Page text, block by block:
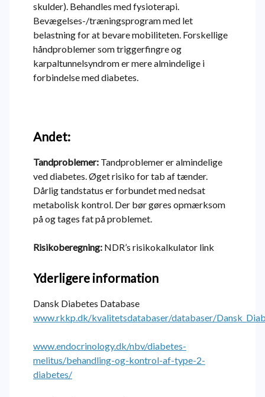
skulder). Behandles med fysioterapi.
Bevægelses-/træningsprogram med let
belastning for at bevare mobiliteten. Forskellige
håndproblemer som triggerfingre og
karpaltunnelsyndrom er mere almindelige i
forbindelse med diabetes.
Andet:
Tandproblemer: Tandproblemer er almindelige
ved diabetes. Øget risiko for tab af tænder.
Dårlig tandstatus er forbundet med nedsat
metabolisk kontrol. Der bør gøres opmærksom
på og tages fat på problemet.
Risikoberegning: NDR’s risikokalkulator link
Yderligere information
Dansk Diabetes Database
www.rkkp.dk/kvalitetsdatabaser/databaser/
www.endocrinology.dk/nbv/diabetes-
melitus/behandling-og-kontrol-af-type-2-
diabetes/